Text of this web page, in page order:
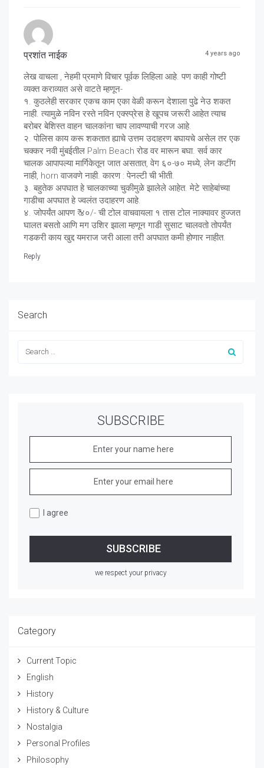
प्रशांत नाईक 4 years ago
लेख वाचला , नेहमी प्रमाणे विचार पूर्वक लिहिला आहे. पण काही गोष्टी
व्यक्त कराव्यात असे वाटते म्हणून-
१. कुठलेही सरकार एकच काम एका वेळी करून देशाला पुढे नेउ शकत
नाही. त्यामुळे नविन रस्ते नविन एक्स्प्रेस हे खूपच जरूरी आहेत त्याच
बरोबर बेशिस्त वाहन चालकांना चाप लावण्याची गरज आहे.
२. पोलिस काय करू शकतात ह्याचे उत्तम उदाहरण बघायचे असेल तर एक
चक्कर नवी मुंबईतील Palm Beach रोड वर मारून बघा. सर्व कार
चालक आपापल्या मार्गिकेतून जात असतात, वेग ६०-७० मध्ये, लेन कटींग
नाही, horn वाजवणे नाही. कारण : पेनल्टी ची भीती.
३. बहुतेक अपघात हे चालकाच्या चुकीमुळे झालेले आहेत. मेटे साहेबांच्या
गाडीचा अपघात हे ज्वलंत उदाहरण आहे.
४. जोपर्यंत आपण ₹ ४०/- ची टोल वाचवायला १ तास टोल नाक्यावर हुज्जत
घालत बसतो आणि मग उशिर झाला म्हणून गाडी सुसाट चालवतो तोपर्यंत
गडकरी काय खुद्द यमराज जरी आला तरी अपघात कमी होणार नाहीत.
Reply
Search
SUBSCRIBE
I agree
we respect your privacy
Category
Current Topic
English
History
History & Culture
Nostalgia
Personal Profiles
Philosophy